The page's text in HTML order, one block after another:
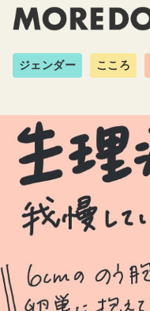
ジェンダー こころ